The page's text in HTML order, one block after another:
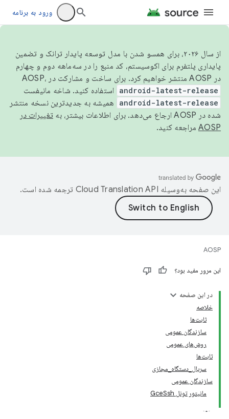
ورود به برنامه
از سال ۲۰۲۶، برای همسو شدن با مدل توسعه پایدار ترانک و تضمین
پایداری پلتفرم برای اکوسیستم، کد منبع را در سه‌ماهه دوم و چهارم
در AOSP منتشر خواهیم کرد. برای ساخت و مشارکت در AOSP،
android-latest-release استفاده کنید. شاخه مانیفست
android-latest-release
همیشه به جدیدترین نسخه منتشر
شده در AOSP ارجاع می‌دهد. برای اطلاعات بیشتر، به
تغییرات در
AOSP مراجعه کنید.
این صفحه به‌وسیله ترجمه شده است.
AOSP
این مرور مفید بود؟
در این صفحه
خلاصه
ثابت‌ها
سازندگان عمومی
روش‌های عمومی
ثابت‌ها
سریال_دستگاه_مجازی
سازندگان عمومی
مانیتور تونل GceSsh